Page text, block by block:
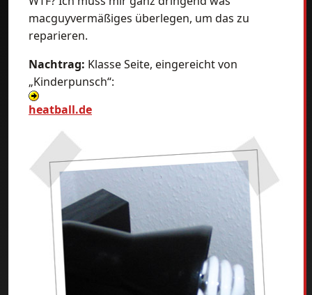
macguyvermäßiges überlegen, um das zu
reparieren.
Nachtrag: Klasse Seite, eingereicht von
„Kinderpunsch“:
heatball.de